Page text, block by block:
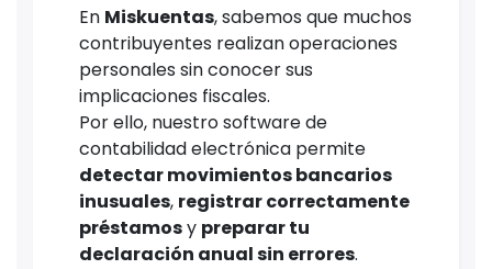
En Miskuentas, sabemos que muchos
contribuyentes realizan operaciones
personales sin conocer sus
implicaciones fiscales.
Por ello, nuestro software de
contabilidad electrónica permite
detectar movimientos bancarios
inusuales, registrar correctamente
préstamosy preparar tu
declaración anual sin errores.